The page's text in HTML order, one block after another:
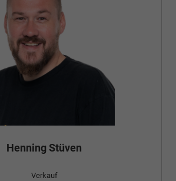
Henning Stüven
Verkauf